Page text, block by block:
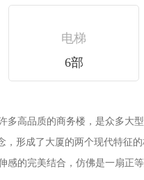
电梯
6部
高品质的商务楼，是众多大
形成了大厦的两个现代特征
的完美结合，仿佛是一扇正等